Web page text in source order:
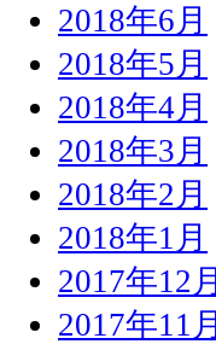
2018年6月
2018年5月
2018年4月
2018年3月
2018年2月
2018年1月
2017年12月
2017年11月